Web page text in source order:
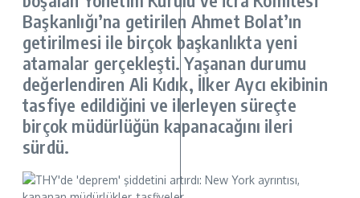
Başkanlığı’na getirilen Ahmet Bolat’ın
getirilmesi ile birçok başkanlıkta yeni
atamalar gerçekleşti. Yaşanan durumu
değerlendiren Ali Kıdık, İlker Aycı ekibinin
tasfiye edildiğini ve ilerleyen süreçte
birçok müdürlüğün kapanacağını ileri
sürdü.